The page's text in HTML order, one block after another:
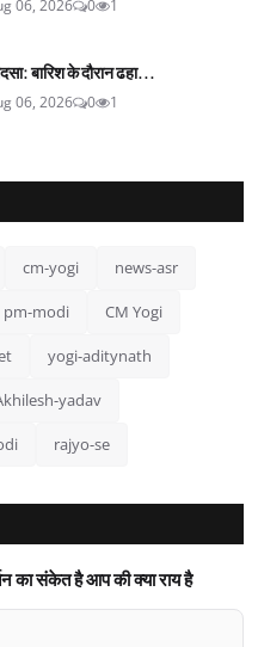
06, 2026 0 1
बारिश के दौरान ढहा...
06, 2026 0 1
cm-yogi news-asr
pm-modi CM Yogi
yogi-aditynath
yadav
rajyo-se
का संकेत है आप की क्या राय है